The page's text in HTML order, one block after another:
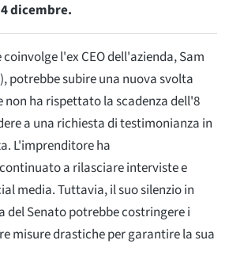
dicembre.
l'ex CEO dell'azienda, Sam
potrebbe subire una nuova svolta
non ha rispettato la scadenza dell'8
a una richiesta di testimonianza in
L'imprenditore ha
a rilasciare interviste e
media. Tuttavia, il suo silenzio in
del Senato potrebbe costringere i
misure drastiche per garantire la sua